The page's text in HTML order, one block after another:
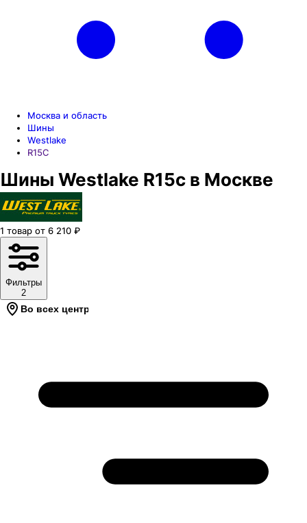
Москва и область
Шины
Westlake
R15C
Шины Westlake R15c в Москве
1 товар от 6 210 ₽
Фильтры
2
Во всех центрах